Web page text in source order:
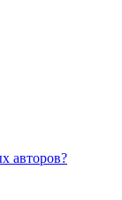
авторов?